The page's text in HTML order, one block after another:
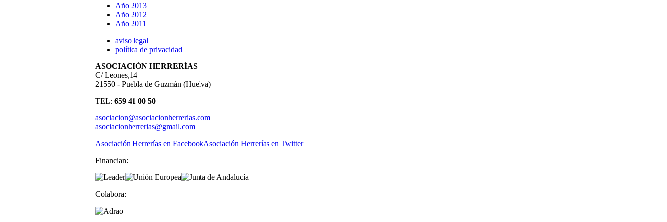
Año 2013
Año 2012
Año 2011
aviso legal
política de privacidad
ASOCIACIÓN HERRERÍAS
C/ Leones,14
21550 - Puebla de Guzmán (Huelva)
TEL: 659 41 00 50
asociacion@asociacionherrerias.com
asociacionherrerias@gmail.com
Asociación Herrerías en FacebookAsociación Herrerías en Twitter
Financian:
Colabora: